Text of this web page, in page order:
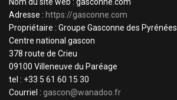
Adresse : https://gasconne.com
Propriétaire : Groupe Gasconne des Pyrénées
Centre national gascon
378 route de Crieu
09100 Villeneuve du Paréage
tel : +33 5 61 60 15 30
Courriel : gascon@wanadoo.fr